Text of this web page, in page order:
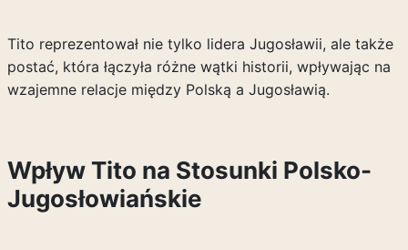
Tito reprezentował nie tylko lidera Jugosławii, ale także
postać, która łączyła różne wątki historii, wpływając na
wzajemne relacje między Polską a Jugosławią.
Wpływ Tito na Stosunki Polsko-
Jugosłowiańskie